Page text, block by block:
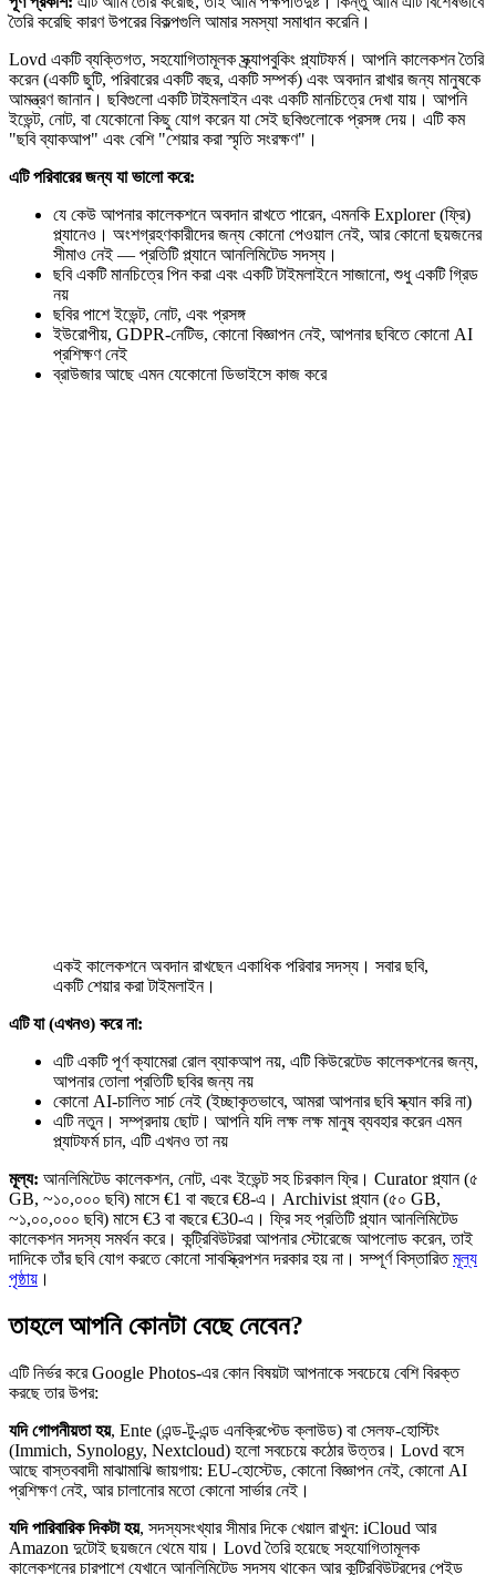
তৈরি করেছি কারণ উপরের বিকল্পগুলি আমার সমস্যা সমাধান করেনি।
Lovd একটি ব্যক্তিগত, সহযোগিতামূলক স্ক্র্যাপবুকিং প্ল্যাটফর্ম। আপনি কালেকশন তৈরি
করেন (একটি ছুটি, পরিবারের একটি বছর, একটি সম্পর্ক) এবং অবদান রাখার জন্য মানুষকে
আমন্ত্রণ জানান। ছবিগুলো একটি টাইমলাইন এবং একটি মানচিত্রে দেখা যায়। আপনি
ইভেন্ট, নোট, বা যেকোনো কিছু যোগ করেন যা সেই ছবিগুলোকে প্রসঙ্গ দেয়। এটি কম
"ছবি ব্যাকআপ" এবং বেশি "শেয়ার করা স্মৃতি সংরক্ষণ"।
এটি পরিবারের জন্য যা ভালো করে:
যে কেউ আপনার কালেকশনে অবদান রাখতে পারেন, এমনকি Explorer (ফ্রি)
প্ল্যানেও। অংশগ্রহণকারীদের জন্য কোনো পেওয়াল নেই, আর কোনো ছয়জনের
সীমাও নেই — প্রতিটি প্ল্যানে আনলিমিটেড সদস্য।
ছবি একটি মানচিত্রে পিন করা এবং একটি টাইমলাইনে সাজানো, শুধু একটি গ্রিড
নয়
ছবির পাশে ইভেন্ট, নোট, এবং প্রসঙ্গ
ইউরোপীয়, GDPR-নেটিভ, কোনো বিজ্ঞাপন নেই, আপনার ছবিতে কোনো AI
প্রশিক্ষণ নেই
ব্রাউজার আছে এমন যেকোনো ডিভাইসে কাজ করে
একই কালেকশনে অবদান রাখছেন একাধিক পরিবার সদস্য। সবার ছবি,
একটি শেয়ার করা টাইমলাইন।
এটি যা (এখনও) করে না:
এটি একটি পূর্ণ ক্যামেরা রোল ব্যাকআপ নয়, এটি কিউরেটেড কালেকশনের জন্য,
আপনার তোলা প্রতিটি ছবির জন্য নয়
কোনো AI-চালিত সার্চ নেই (ইচ্ছাকৃতভাবে, আমরা আপনার ছবি স্ক্যান করি না)
এটি নতুন। সম্প্রদায় ছোট। আপনি যদি লক্ষ লক্ষ মানুষ ব্যবহার করেন এমন
প্ল্যাটফর্ম চান, এটি এখনও তা নয়
মূল্য: আনলিমিটেড কালেকশন, নোট, এবং ইভেন্ট সহ চিরকাল ফ্রি। Curator প্ল্যান (৫
GB, ~১০,০০০ ছবি) মাসে €1 বা বছরে €8-এ। Archivist প্ল্যান (৫০ GB,
~১,০০,০০০ ছবি) মাসে €3 বা বছরে €30-এ। ফ্রি সহ প্রতিটি প্ল্যান আনলিমিটেড
কালেকশন সদস্য সমর্থন করে। কন্ট্রিবিউটররা আপনার স্টোরেজে আপলোড করেন, তাই
দাদিকে তাঁর ছবি যোগ করতে কোনো সাবস্ক্রিপশন দরকার হয় না। সম্পূর্ণ বিস্তারিতমূল্য
পৃষ্ঠায় ।
তাহলে আপনি কোনটা বেছে নেবেন?
এটি নির্ভর করে Google Photos-এর কোন বিষয়টা আপনাকে সবচেয়ে বেশি বিরক্ত
করছে তার উপর:
যদি গোপনীয়তা হয়, Ente (এন্ড-টু-এন্ড এনক্রিপ্টেড ক্লাউড) বা সেলফ-হোস্টিং
(Immich, Synology, Nextcloud) হলো সবচেয়ে কঠোর উত্তর। Lovd বসে
আছে বাস্তববাদী মাঝামাঝি জায়গায়: EU-হোস্টেড, কোনো বিজ্ঞাপন নেই, কোনো AI
প্রশিক্ষণ নেই, আর চালানোর মতো কোনো সার্ভার নেই।
যদি পারিবারিক দিকটা হয়, সদস্যসংখ্যার সীমার দিকে খেয়াল রাখুন: iCloud আর
Amazon দুটোই ছয়জনে থেমে যায়। Lovd তৈরি হয়েছে সহযোগিতামূলক
কালেকশনের চারপাশে যেখানে আনলিমিটেড সদস্য থাকেন আর কন্ট্রিবিউটরদের পেইড